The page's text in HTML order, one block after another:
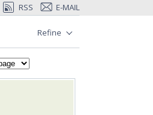
RSS E-MAIL
Refine